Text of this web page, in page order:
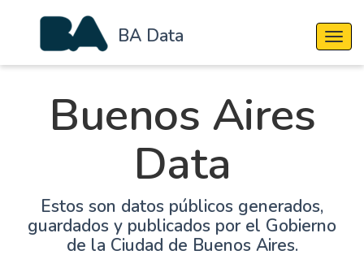
BA Data
Buenos Aires
Data
Estos son datos públicos generados,
guardados y publicados por el Gobierno
de la Ciudad de Buenos Aires.